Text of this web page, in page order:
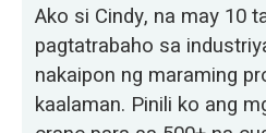
Ako si Cindy, na may 10
pagtatrabaho sa
nakaipon ng maraming
kaalaman. Pinili ko ang